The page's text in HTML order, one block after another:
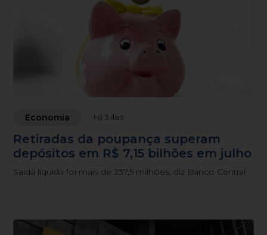
Economia Há 3 dias
Retiradas da poupança superam
depósitos em R$ 7,15 bilhões em julho
Saída líquida foi mais de 237,5 milhões, diz Banco Central